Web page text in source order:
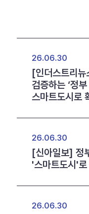
26.06.30
[인더스트리
검증하는 ‘정
스마트도시로
26.06.30
[신아일보] 정
'스마트도시'로
26.06.30